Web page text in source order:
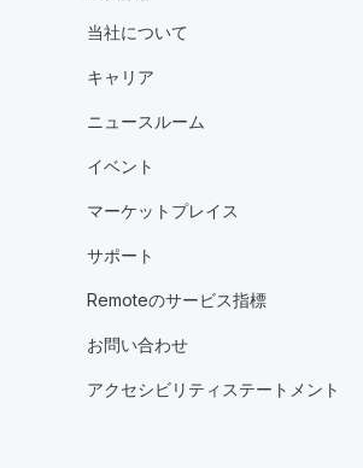
当社について
キャリア
ニュースルーム
イベント
マーケットプレイス
サポート
Remoteのサービス指標
お問い合わせ
アクセシビリティステートメント